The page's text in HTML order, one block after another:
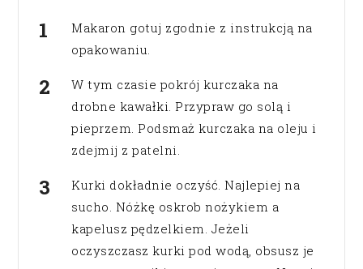
Makaron gotuj zgodnie z instrukcją na
opakowaniu.
W tym czasie pokrój kurczaka na
drobne kawałki. Przypraw go solą i
pieprzem. Podsmaż kurczaka na oleju i
zdejmij z patelni.
Kurki dokładnie oczyść. Najlepiej na
sucho. Nóżkę oskrob nożykiem a
kapelusz pędzelkiem. Jeżeli
oczyszczasz kurki pod wodą, obsusz je